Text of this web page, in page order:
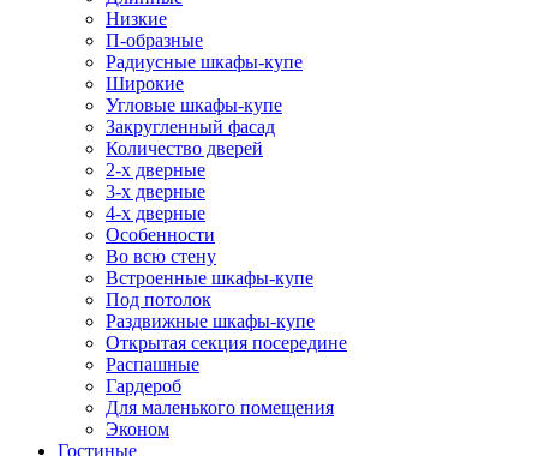
Низкие
П-образные
Радиусные шкафы-купе
Широкие
Угловые шкафы-купе
Закругленный фасад
Количество дверей
2-х дверные
3-х дверные
4-х дверные
Особенности
Во всю стену
Встроенные шкафы-купе
Под потолок
Раздвижные шкафы-купе
Открытая секция посередине
Распашные
Гардероб
Для маленького помещения
Эконом
Гостиные